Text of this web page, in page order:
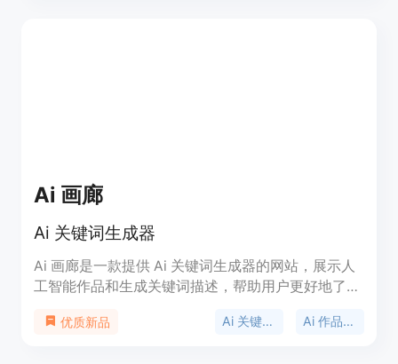
Ai 画廊
Ai 关键词生成器
Ai 画廊是一款提供 Ai 关键词生成器的网站，展示人
工智能作品和生成关键词描述，帮助用户更好地了解
获取灵感和创意。
优质新品 Ai 关键词生成器 Ai 作品展示